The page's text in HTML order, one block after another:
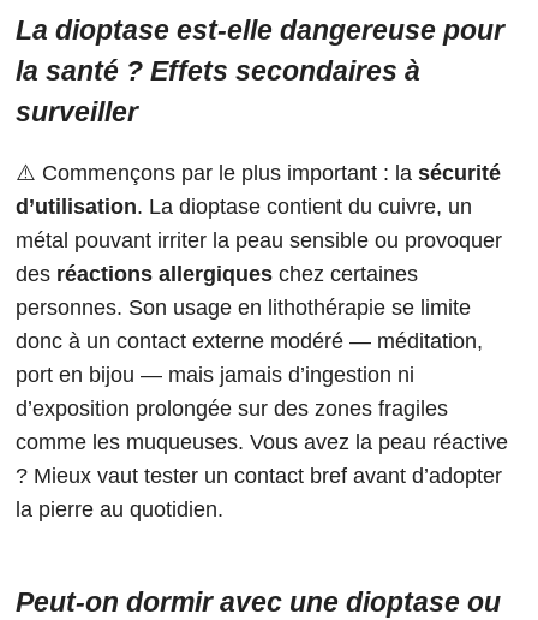
La dioptase est-elle dangereuse pour
la santé ? Effets secondaires à
surveiller
⚠️ Commençons par le plus important : la sécurité
d’utilisation. La dioptase contient du cuivre, un
métal pouvant irriter la peau sensible ou provoquer
des réactions allergiques chez certaines
personnes. Son usage en lithothérapie se limite
donc à un contact externe modéré — méditation,
port en bijou — mais jamais d’ingestion ni
d’exposition prolongée sur des zones fragiles
comme les muqueuses. Vous avez la peau réactive
? Mieux vaut tester un contact bref avant d’adopter
la pierre au quotidien.
Peut-on dormir avec une dioptase ou